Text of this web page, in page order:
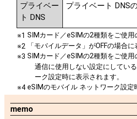
プライベー
ト DNS
プライベート DNS
※1 SIMカード／eSIMの2種類をご使用
※2
「モバイルデータ」がOFFの場合に
※3 SIMカード／eSIMの2種類をご使用
通信に使用しない設定にしてい
ーク設定時に表示されます。
※4 eSIMのモバイル ネットワーク設定
memo